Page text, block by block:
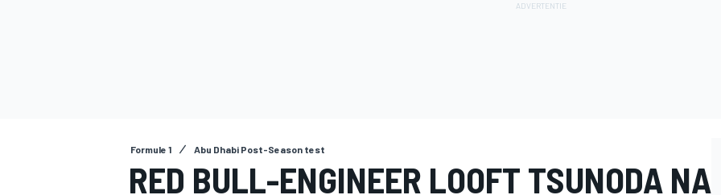
Formule 1 Abu Dhabi Post-Season test
RED BULL-ENGINEER LOOFT TSUNODA NA